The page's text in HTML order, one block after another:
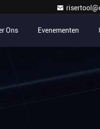
Ons Evenementen